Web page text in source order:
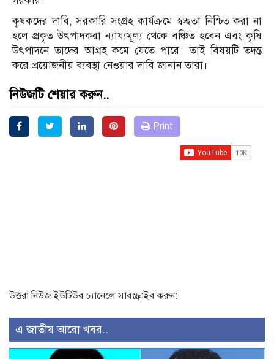
কৃষকদের দাবি, সরকারি সংগ্রহ কার্যক্রমে স্বচ্ছতা নিশ্চিত করা না
হলে প্রকৃত উৎপাদকরা ন্যায্যমূল্য থেকে বঞ্চিত হবেন এবং কৃষি
উৎপাদনে তাদের আগ্রহ কমে যেতে পারে। তাই বিষয়টি তদন্ত
করে প্রয়োজনীয় ব্যবস্থা নেওয়ার দাবি জানান তারা।
নিউজটি শেয়ার করুন..
Print
উত্তরা নিউজ ইউটিউব চ্যানেলে সাবস্ক্রাইব করুন:
এ জাতীয় আরো খবর..